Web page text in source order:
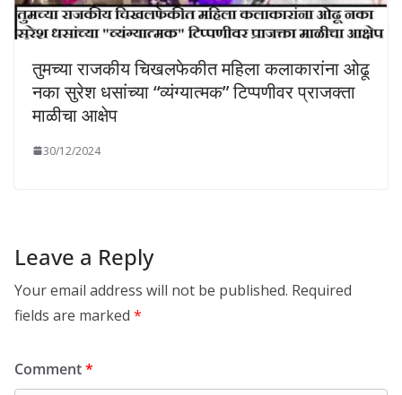
तुमच्या राजकीय चिखलफेकीत महिला कलाकारांना ओढू
नका सुरेश धसांच्या “व्यंग्यात्मक” टिप्पणीवर प्राजक्ता
माळीचा आक्षेप
30/12/2024
Leave a Reply
Your email address will not be published. Required
fields are marked *
Comment*